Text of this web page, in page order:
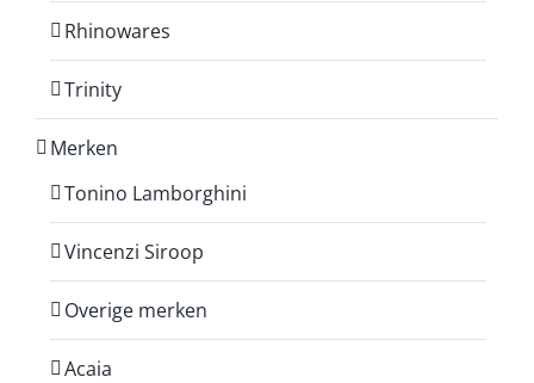
Rhinowares
Trinity
Merken
Tonino Lamborghini
Vincenzi Siroop
Overige merken
Acaia